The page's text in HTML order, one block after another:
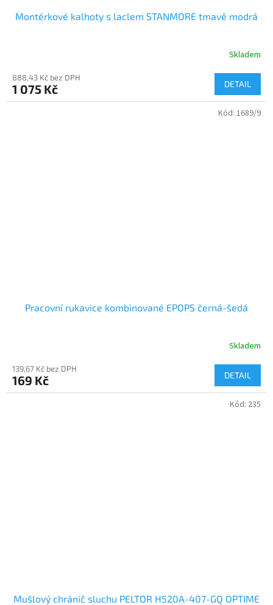
Montérkové kalhoty s laclem STANMORE tmavě modrá
Skladem
888,43 Kč bez DPH
1 075 Kč DETAIL
Pracovní rukavice kombinované EPOPS černá-šedá
Skladem
139,67 Kč bez DPH
169 Kč DETAIL
Kód: 1689/9
Mušlový chránič sluchu PELTOR H520A-407-GQ OPTIME
Kód: 235